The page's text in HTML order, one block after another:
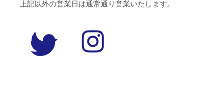
上記以外の営業日は通常通り営業いたします。